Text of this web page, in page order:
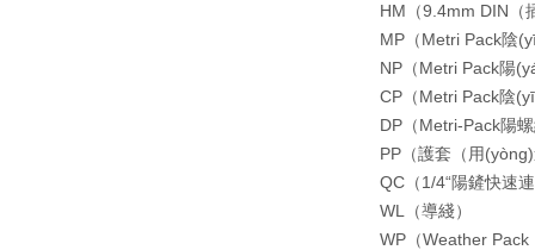
HM（9.4mm DIN（
MP（Metri Pack陰
NP（Metri Pack陽
CP（Metri Pack陰
DP（Metri-Pack陽
PP（護套（用(yòng)
QC（1/4“陽鏟快速
WL（導綫）
WP（Weather Pack